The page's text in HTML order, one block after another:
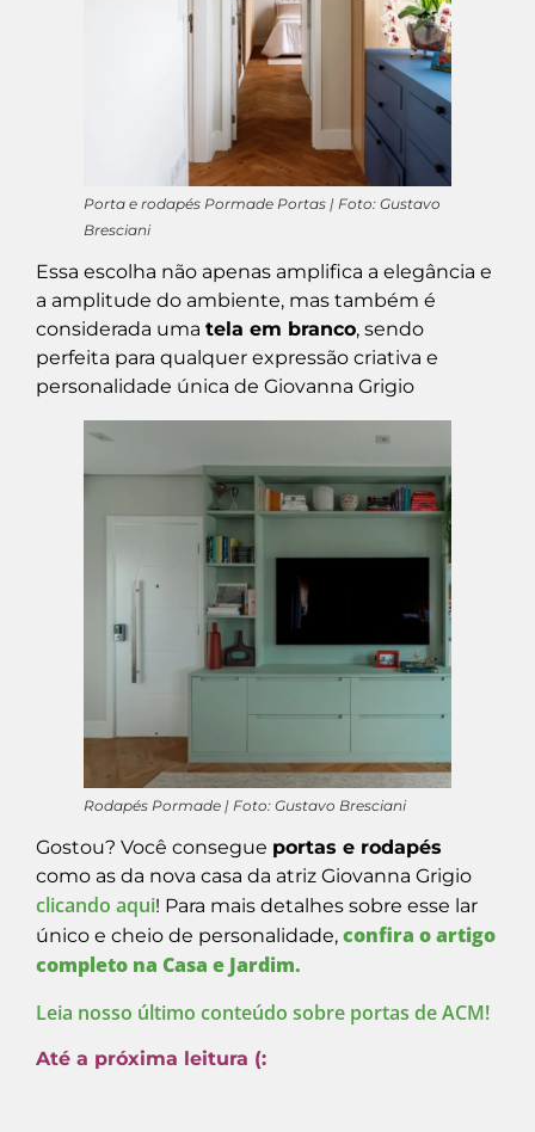
Porta e rodapés Pormade Portas | Foto: Gustavo
Bresciani
Essa escolha não apenas amplifica a elegância e
a amplitude do ambiente, mas também é
considerada uma tela em branco, sendo
perfeita para qualquer expressão criativa e
personalidade única de Giovanna Grigio
Rodapés Pormade | Foto: Gustavo Bresciani
Gostou? Você consegue portas e rodapés
como as da nova casa da atriz Giovanna Grigio
clicando aqui! Para mais detalhes sobre esse lar
único e cheio de personalidade, confira o artigo
completo na Casa e Jardim.
Leia nosso último conteúdo sobre portas de ACM!
Até a próxima leitura (: